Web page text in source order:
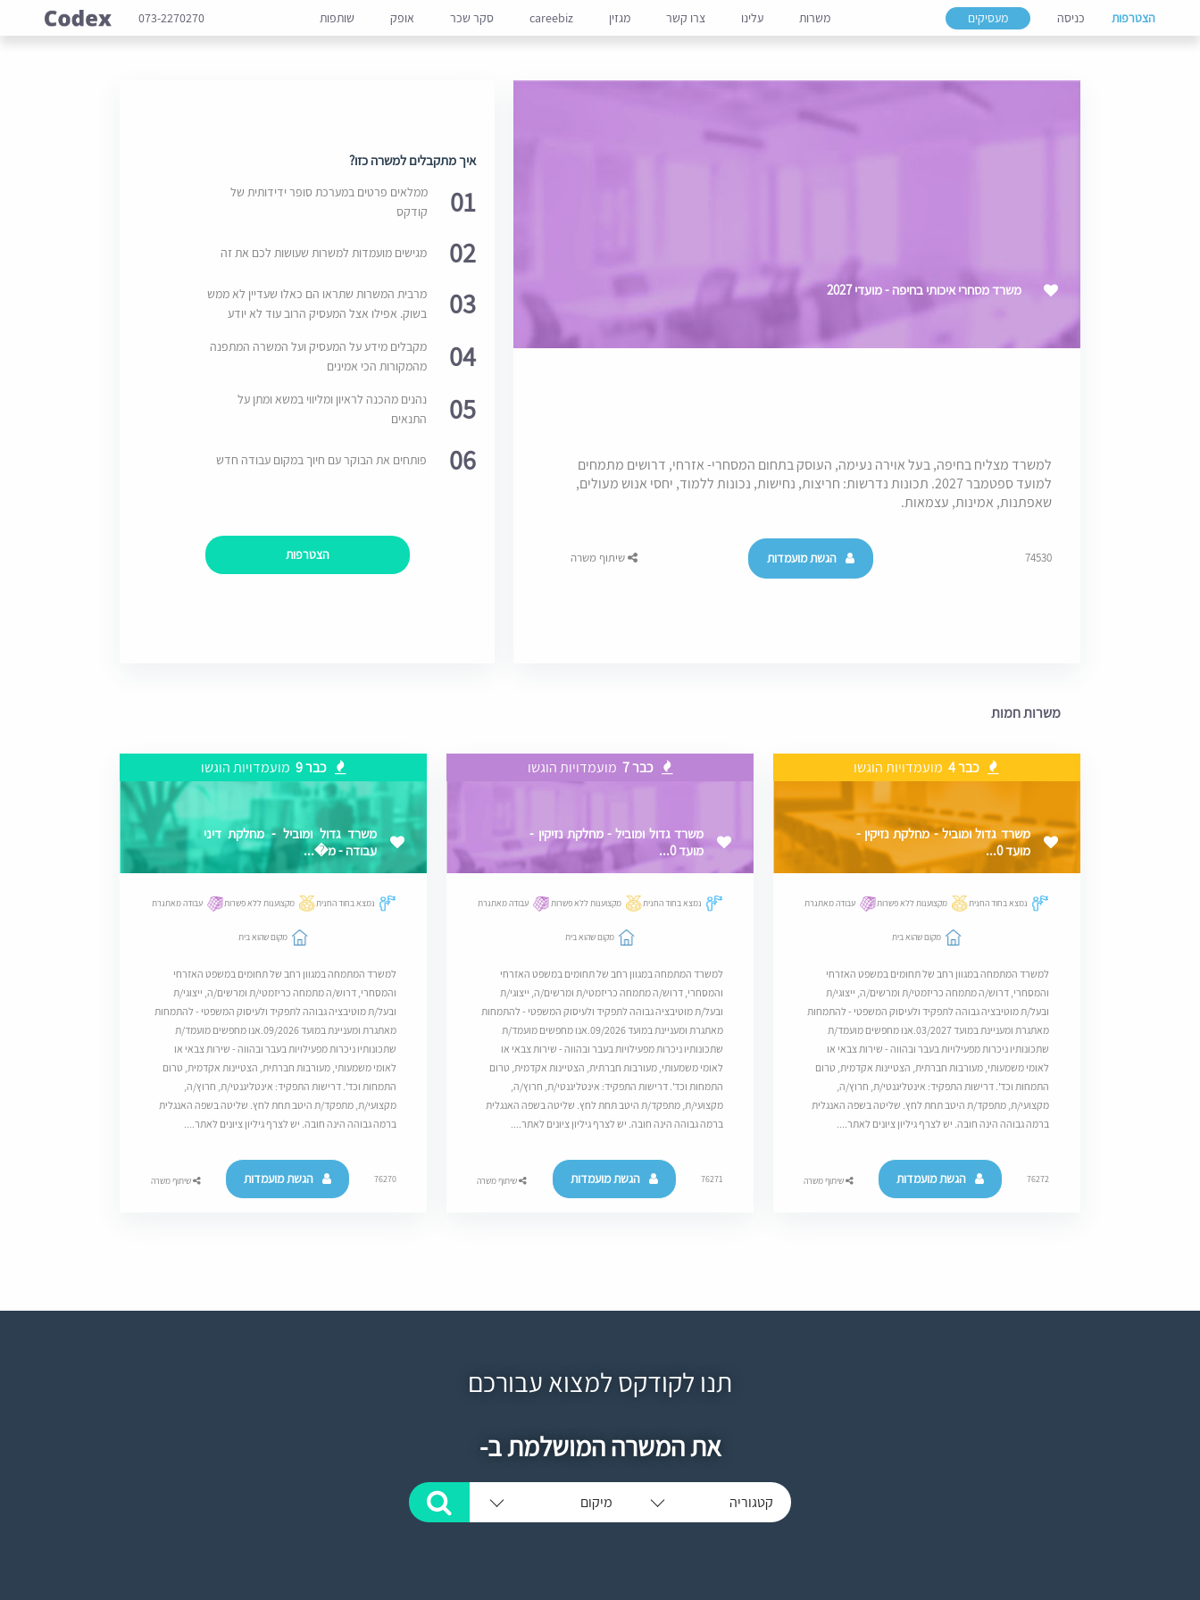
הצטרפות כניסה מעסיקים משרות עלינו צרו קשר מגזין careebiz סקר שכר אופק שותפות 073-2270270
משרד מסחרי איכותי בחיפה - מועדי 2027
למשרד מצליח בחיפה, בעל אוירה נעימה, העוסק בתחום המסחרי- אזרחי, דרושים מתמחים
למועד ספטמבר 2027. תכונות נדרשות: חריצות, נחישות, נכונות ללמוד, יחסי אנוש מעולים,
שאפתנות, אמינות, עצמאות.
74530 הגשת מועמדות שיתוף משרה
איך מתקבלים למשרה כזו?
01
ממלאים פרטים במערכת סופר ידידותית של
קודקס
02 מגישים מועמדות למשרות שעושות לכם את זה
03
מרבית המשרות שתראו הם כאלו שעדיין לא ממש
בשוק. אפילו אצל המעסיק הרוב עוד לא יודע
04
מקבלים מידע על המעסיק ועל המשרה המתפנה
מהמקורות הכי אמינים
05
נהנים מהכנה לראיון ומליווי במשא ומתן על
התנאים
06 פותחים את הבוקר עם חיוך במקום עבודה חדש
הצטרפות
משרות חמות
כבר 4 מועמדויות הוגשו
משרד גדול ומוביל - מחלקת נזיקין -
מועד 0...
נמצא בחוד החנית מקצוענות ללא פשרות עבודה מאתגרת
מקום שהוא בית
למשרד המתמחה במגוון רחב של תחומים במשפט האזרחי
והמסחרי, דרוש/ה מתמחה כריזמטי/ת ומרשים/ה, ייצוגי/ת
ובעל/ת מוטיבציה גבוהה לתפקיד ולעיסוק המשפטי - להתמחות
מאתגרת ומעניינת במועד 03/2027.אנו מחפשים מועמד/ת
שתכונותיו ניכרות מפעילויות בעבר ובהווה - שירות צבאי או
לאומי משמעותי, מעורבות חברתית, הצטיינות אקדמית, טרום
התמחות וכד'. דרישות התפקיד: אינטליגנטי/ת, חרוץ/ה,
מקצועי/ת, מתפקד/ת היטב תחת לחץ. שליטה בשפה האנגלית
ברמה גבוהה הינה חובה. יש לצרף גיליון ציונים לאתר....
76272 הגשת מועמדות שיתוף משרה
כבר 7 מועמדויות הוגשו
משרד גדול ומוביל - מחלקת נזיקין -
מועד 0...
נמצא בחוד החנית מקצוענות ללא פשרות עבודה מאתגרת
מקום שהוא בית
למשרד המתמחה במגוון רחב של תחומים במשפט האזרחי
והמסחרי, דרוש/ה מתמחה כריזמטי/ת ומרשים/ה, ייצוגי/ת
ובעל/ת מוטיבציה גבוהה לתפקיד ולעיסוק המשפטי - להתמחות
מאתגרת ומעניינת במועד 09/2026.אנו מחפשים מועמד/ת
שתכונותיו ניכרות מפעילויות בעבר ובהווה - שירות צבאי או
לאומי משמעותי, מעורבות חברתית, הצטיינות אקדמית, טרום
התמחות וכד'. דרישות התפקיד: אינטליגנטי/ת, חרוץ/ה,
מקצועי/ת, מתפקד/ת היטב תחת לחץ. שליטה בשפה האנגלית
ברמה גבוהה הינה חובה. יש לצרף גיליון ציונים לאתר....
76271 הגשת מועמדות שיתוף משרה
כבר 9 מועמדויות הוגשו
משרד גדול ומוביל - מחלקת דיני
עבודה - מ�...
נמצא בחוד החנית מקצוענות ללא פשרות עבודה מאתגרת
מקום שהוא בית
למשרד המתמחה במגוון רחב של תחומים במשפט האזרחי
והמסחרי, דרוש/ה מתמחה כריזמטי/ת ומרשים/ה, ייצוגי/ת
ובעל/ת מוטיבציה גבוהה לתפקיד ולעיסוק המשפטי - להתמחות
מאתגרת ומעניינת במועד 09/2026.אנו מחפשים מועמד/ת
שתכונותיו ניכרות מפעילויות בעבר ובהווה - שירות צבאי או
לאומי משמעותי, מעורבות חברתית, הצטיינות אקדמית, טרום
התמחות וכד'. דרישות התפקיד: אינטליגנטי/ת, חרוץ/ה,
מקצועי/ת, מתפקד/ת היטב תחת לחץ. שליטה בשפה האנגלית
ברמה גבוהה הינה חובה. יש לצרף גיליון ציונים לאתר....
76270 הגשת מועמדות שיתוף משרה
תנו לקודקס למצוא עבורכם
את המשרה המושלמת ב-
קטגוריה מיקום